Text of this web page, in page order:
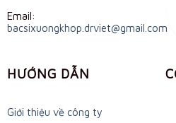
Email:
bacsixuongkhop.drviet@gmail.com
HƯỚNG DẪN
Giới thiệu về công ty